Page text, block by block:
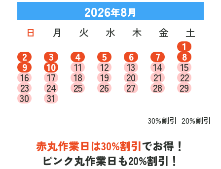
2026年8月
日
月 火 水 木 金
土
1
2 3 4 5 6 7 8
9 10 11 12 13 14 15
16 17 18 19 20 21 22
23 24 25 26 27 28 29
30 31
30%割引 20%割引
赤丸作業日は30%割引でお得！
ピンク丸作業日も20%割引！